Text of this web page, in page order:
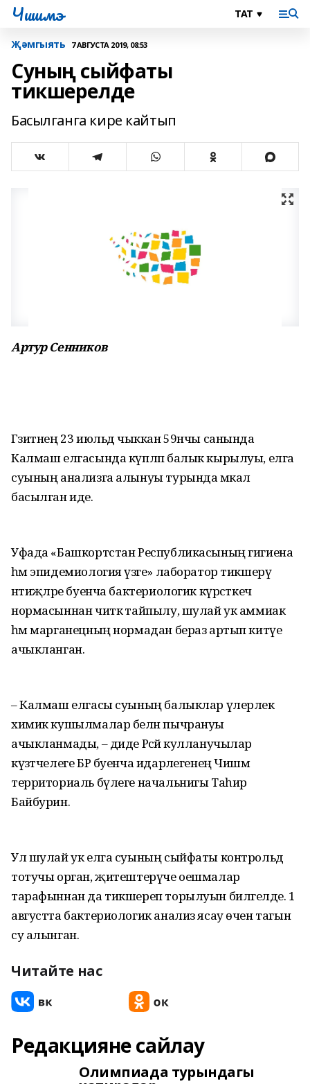
Чишмэ
Җәмгыять 7 АВГУСТА 2019, 08:53
Суның сыйфаты
тикшерелде
Басылганга кире кайтып
Артур Сенников
Гәзитнең 23 июльдә чыккан 59нчы санында
Калмаш елгасында күпләп балык кырылуы, елга
суының анализга алынуы турында мәкалә
басылган иде.
Уфада «Башкортстан Республикасының гигиена
һәм эпидемиология үзәге» лаборатор тикшерү
нәтиҗәләре буенча бактериологик күрсәткеч
нормасыннан читкә тайпылу, шулай ук аммиак
һәм марганецның нормадан бераз артып китүе
ачыкланган.
– Калмаш елгасы суының балыклар үлерлек
химик кушылмалар белән пычрануы
ачыкланмады, – диде Рәсәй кулланучылар
күзәтчелеге БР буенча идарәлегенең Чишмә
территориаль бүлеге начальнигы Таһир
Байбурин.
Ул шулай ук елга суының сыйфаты контрольдә
тотучы орган, җитештерүче оешмалар
тарафыннан да тикшереп торылуын билгеләде. 1
августта бактериологик анализ ясау өчен тагын
су алынган.
Читайте нас
Редакцияне сайлау
Олимпиада турындагы